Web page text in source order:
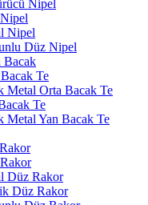
Nipel
Nipel
Düz Nipel
Bacak
Te
Metal Orta Bacak Te
Te
Metal Yan Bacak Te
Düz Rakor
Düz Rakor